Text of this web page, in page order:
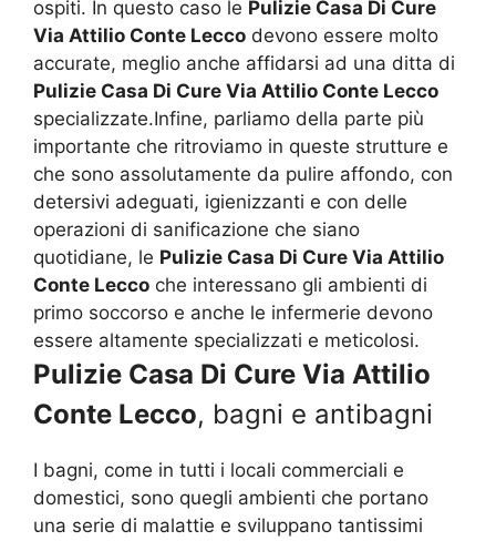
ospiti. In questo caso le Pulizie Casa Di Cure
Via Attilio Conte Lecco devono essere molto
accurate, meglio anche affidarsi ad una ditta di
Pulizie Casa Di Cure Via Attilio Conte Lecco
specializzate.Infine, parliamo della parte più
importante che ritroviamo in queste strutture e
che sono assolutamente da pulire affondo, con
detersivi adeguati, igienizzanti e con delle
operazioni di sanificazione che siano
quotidiane, le Pulizie Casa Di Cure Via Attilio
Conte Lecco che interessano gli ambienti di
primo soccorso e anche le infermerie devono
essere altamente specializzati e meticolosi.
Pulizie Casa Di Cure Via Attilio
Conte Lecco, bagni e antibagni
I bagni, come in tutti i locali commerciali e
domestici, sono quegli ambienti che portano
una serie di malattie e sviluppano tantissimi